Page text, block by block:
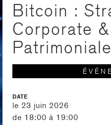
Bitcoin :
Corporate &
Patrimoniale
DATE
le 23 juin 2026
de 18:00 à 19:00